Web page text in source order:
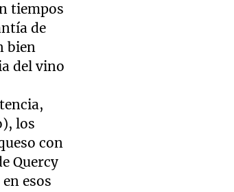
tiempos
de
bien
del vino
los
con
Quercy
esos